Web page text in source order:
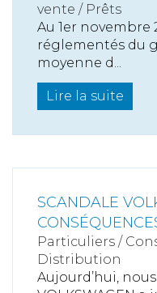
vente / Prêts
Au 1er novembre
réglementés du
moyenne d...
Lire la suite
SCANDALE
Particuliers /
Distribution
Aujourd’hui,